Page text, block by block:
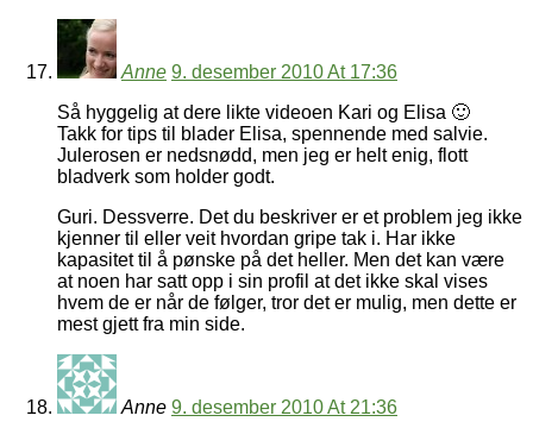
Anne 9. desember 2010 At 17:36
Så hyggelig at dere likte videoen Kari og Elisa 🙂
Takk for tips til blader Elisa, spennende med salvie.
Julerosen er nedsnødd, men jeg er helt enig, flott
bladverk som holder godt.
Guri. Dessverre. Det du beskriver er et problem jeg ikke
kjenner til eller veit hvordan gripe tak i. Har ikke
kapasitet til å pønske på det heller. Men det kan være
at noen har satt opp i sin profil at det ikke skal vises
hvem de er når de følger, tror det er mulig, men dette er
mest gjett fra min side.
Anne 9. desember 2010 At 21:36